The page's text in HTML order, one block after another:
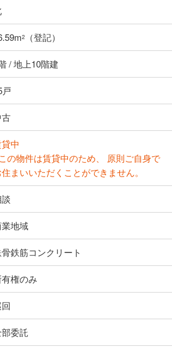
2 （登記）
/ 地上10階建
戸
中
の物件は賃貸中のため、 原則ご自身で
まいいただくことができません。
地域
鉄筋コンクリート
有権のみ
委託